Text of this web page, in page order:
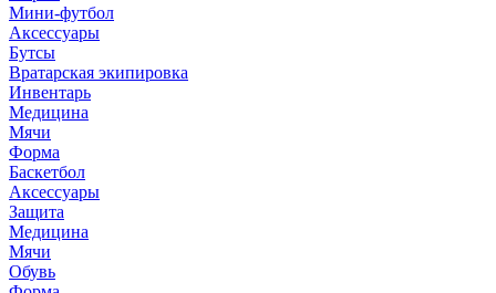
Мини-футбол
Аксессуары
Бутсы
Вратарская экипировка
Инвентарь
Медицина
Мячи
Форма
Баскетбол
Аксессуары
Защита
Медицина
Мячи
Обувь